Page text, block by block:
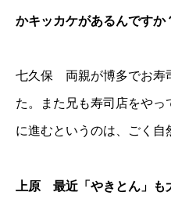
かキッカケがあるんですか
七久保 両親が博多でお寿
た。また兄も寿司店をや
に進むというのは、ごく自
上原 最近「やきとん」も